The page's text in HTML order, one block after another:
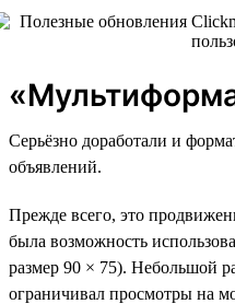
Серьёзно доработали и
объявлений.
Прежде всего, это
была возможность
размер 90 × 75). Небольшой
ограничивал просмотры на